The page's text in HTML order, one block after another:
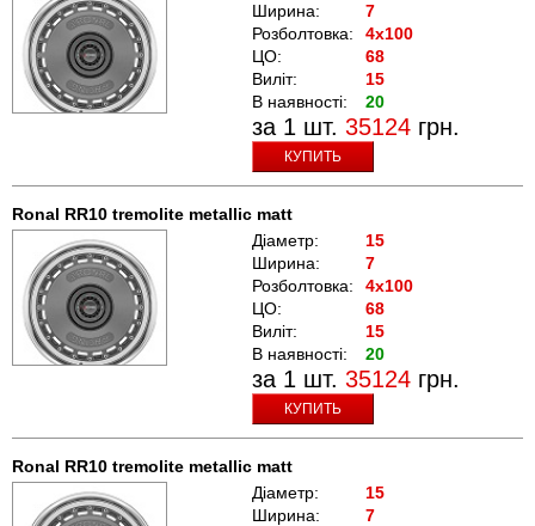
Ширина:
7
Розболтовка:
4x100
ЦО:
68
Виліт:
15
В наявності:
20
за 1 шт.35124 грн.
КУПИТЬ
Ronal RR10 tremolite metallic matt
Діаметр:
15
Ширина:
7
Розболтовка:
4x100
ЦО:
68
Виліт:
15
В наявності:
20
за 1 шт.35124 грн.
КУПИТЬ
Ronal RR10 tremolite metallic matt
Діаметр:
15
Ширина:
7